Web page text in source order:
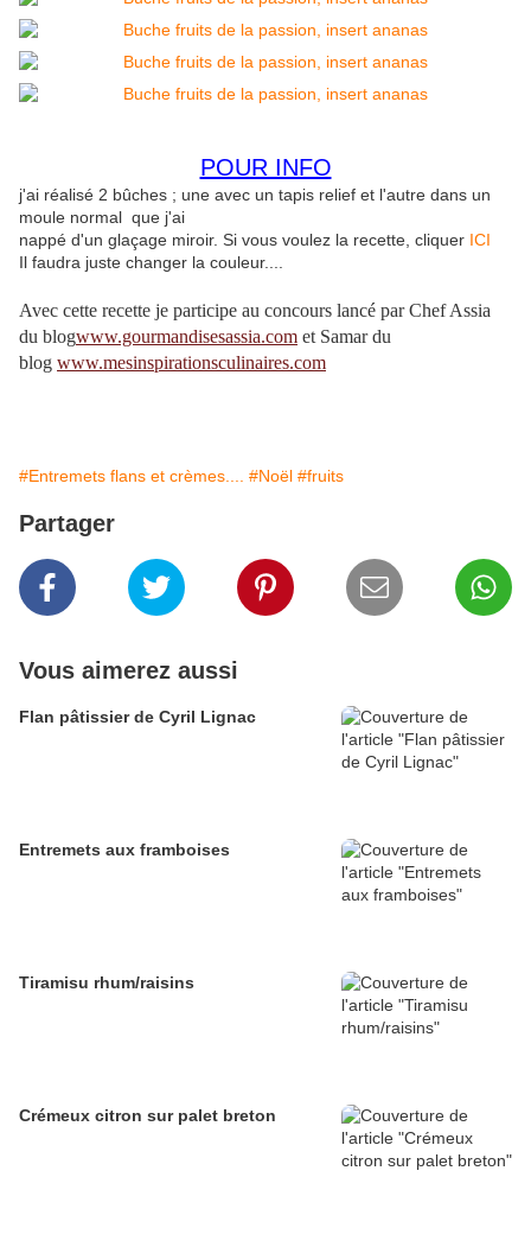
POUR INFO
j'ai réalisé 2 bûches ; une avec un tapis relief et l'autre dans un
moule normal que j'ai
nappé d'un glaçage miroir. Si vous voulez la recette, cliquer ICI
Il faudra juste changer la couleur....
Avec cette recette je participe au concours lancé par Chef Assia
du blogwww.gourmandisesassia.com et Samar du
blog www.mesinspirationsculinaires.com
#Entremets flans et crèmes.... #Noël #fruits
Partager
Vous aimerez aussi
Flan pâtissier de Cyril Lignac
Entremets aux framboises
Tiramisu rhum/raisins
Crémeux citron sur palet breton